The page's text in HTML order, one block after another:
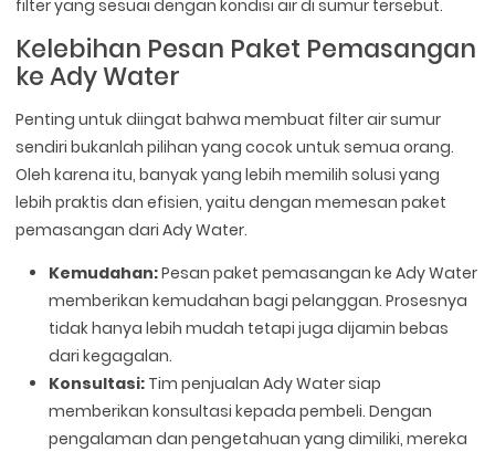
filter yang sesuai dengan kondisi air di sumur tersebut.
Kelebihan Pesan Paket Pemasangan
ke Ady Water
Penting untuk diingat bahwa membuat filter air sumur
sendiri bukanlah pilihan yang cocok untuk semua orang.
Oleh karena itu, banyak yang lebih memilih solusi yang
lebih praktis dan efisien, yaitu dengan memesan paket
pemasangan dari Ady Water.
Kemudahan:Pesan paket pemasangan ke Ady Water
memberikan kemudahan bagi pelanggan. Prosesnya
tidak hanya lebih mudah tetapi juga dijamin bebas
dari kegagalan.
Konsultasi: Tim penjualan Ady Water siap
memberikan konsultasi kepada pembeli. Dengan
pengalaman dan pengetahuan yang dimiliki, mereka